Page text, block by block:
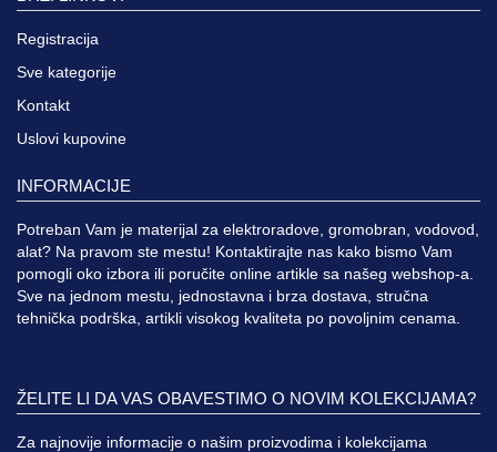
Registracija
Sve kategorije
Kontakt
Uslovi kupovine
INFORMACIJE
Potreban Vam je materijal za elektroradove, gromobran, vodovod,
alat? Na pravom ste mestu! Kontaktirajte nas kako bismo Vam
pomogli oko izbora ili poručite online artikle sa našeg webshop-a.
Sve na jednom mestu, jednostavna i brza dostava, stručna
tehnička podrška, artikli visokog kvaliteta po povoljnim cenama.
ŽELITE LI DA VAS OBAVESTIMO O NOVIM KOLEKCIJAMA?
Za najnovije informacije o našim proizvodima i kolekcijama